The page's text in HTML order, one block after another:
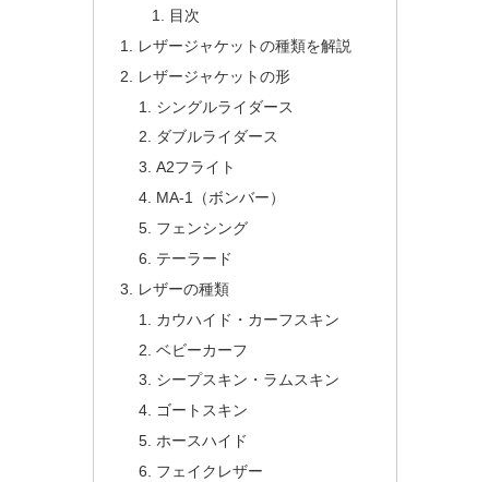
目次
レザージャケットの種類を解説
レザージャケットの形
シングルライダース
ダブルライダース
A2フライト
MA-1（ボンバー）
フェンシング
テーラード
レザーの種類
カウハイド・カーフスキン
ベビーカーフ
シープスキン・ラムスキン
ゴートスキン
ホースハイド
フェイクレザー